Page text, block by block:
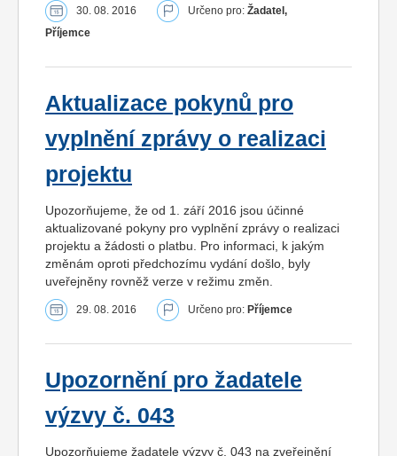
30. 08. 2016 Určeno pro: Žadatel,
Příjemce
Aktualizace pokynů pro
vyplnění zprávy o realizaci
projektu
Upozorňujeme, že od 1. září 2016 jsou účinné
aktualizované pokyny pro vyplnění zprávy o realizaci
projektu a žádosti o platbu. Pro informaci, k jakým
změnám oproti předchozímu vydání došlo, byly
uveřejněny rovněž verze v režimu změn.
29. 08. 2016 Určeno pro: Příjemce
Upozornění pro žadatele
výzvy č. 043
Upozorňujeme žadatele výzvy č. 043 na zveřejnění